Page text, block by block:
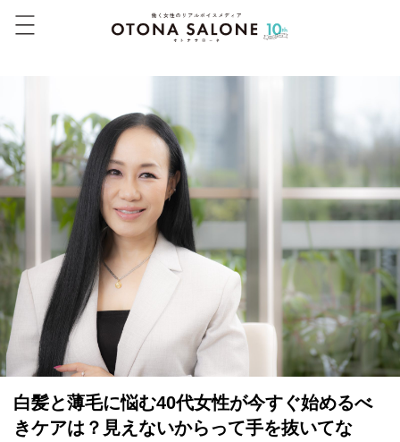
白髪と薄毛に悩む40代女性が今すぐ始めるべ
きケアは？見えないからって手を抜いてな